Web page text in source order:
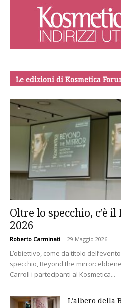
Le edizioni di Kosmetica
Oltre lo specchio, c’è
2026
Roberto Carminati - 29 Maggio 2026
L’obiettivo, come da titolo
specchio, Beyond the mirror:
Carroll i partecipanti al Kosmetica...
L’albero della